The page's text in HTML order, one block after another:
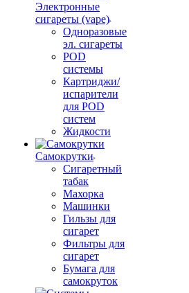
Электронные
сигареты (vape)
Одноразовые
эл. сигареты
POD
системы
Картриджи/
испарители
для POD
систем
Жидкости
Самокрутки
Сигаретный
табак
Махорка
Машинки
Гильзы для
сигарет
Фильтры для
сигарет
Бумага для
самокруток